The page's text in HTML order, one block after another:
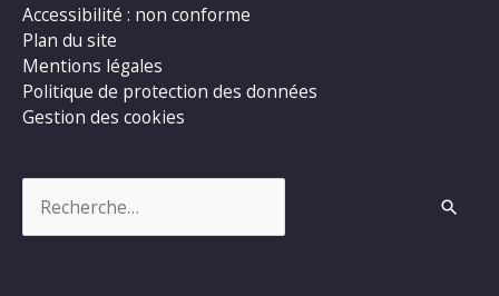
Accessibilité : non conforme
Plan du site
Mentions légales
Politique de protection des données
Gestion des cookies